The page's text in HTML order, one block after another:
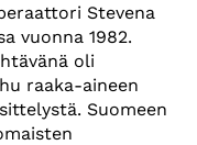
Stevena
vuonna 1982.
oli
raaka-aineen
Suomeen